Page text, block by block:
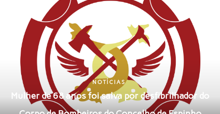
NOTÍCIAS
Mulher de 68 anos foi salva por desfibrilhador do